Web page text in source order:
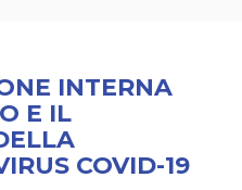
INTERNA
E IL
COVID-19